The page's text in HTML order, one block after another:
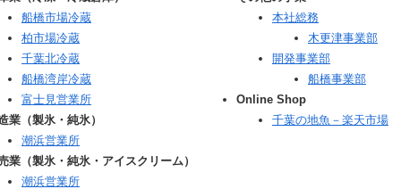
船橋市場冷蔵
柏市場冷蔵
千葉北冷蔵
船橋湾岸冷蔵
富士見営業所
業（製氷・純氷）
潮浜営業所
業（製氷・純氷・アイスクリーム）
潮浜営業所
本社総務
木更津事業部
開発事業部
船橋事業部
Online Shop
千葉の地魚－楽天市場